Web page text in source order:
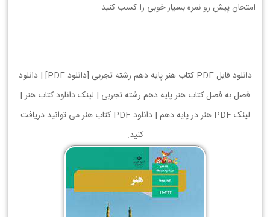
امتحان پیش رو نمره بسیار خوبی را کسب کنید.
دانلود فایل PDF کتاب هنر پایه دهم رشته تجربی [دانلود PDF] | دانلود
فصل به فصل کتاب هنر پایه دهم رشته تجربی | لینک دانلود کتاب هنر |
لینک PDF هنر در پایه دهم | دانلود PDF کتاب هنر می توانید دریافت
کنید.